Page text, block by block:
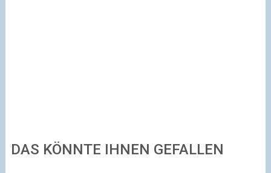
DAS KÖNNTE IHNEN GEFALLEN